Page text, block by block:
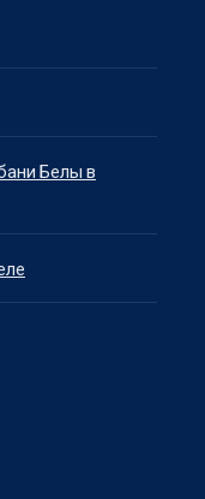
Белы в